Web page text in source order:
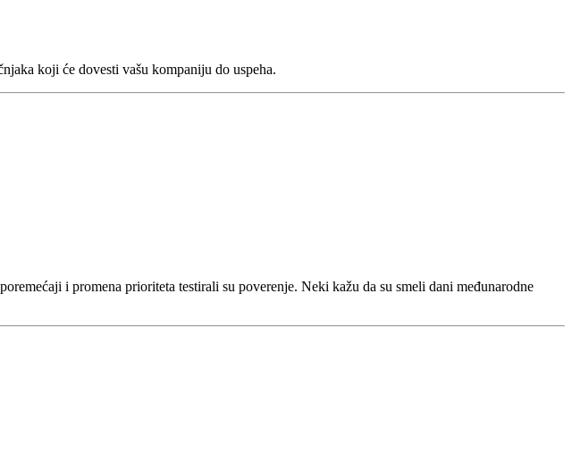
koji će dovesti vašu kompaniju do uspeha.
i promena prioriteta testirali su poverenje. Neki kažu da su smeli dani međunarodne